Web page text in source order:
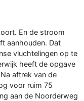
En de stroom
aanhouden. Dat
vluchtelingen op te
heeft de opgave
aftrek van de
voor ruim 75
aan de Noorderweg